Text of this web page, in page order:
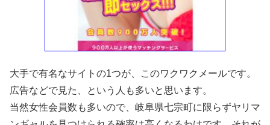
大手で有名なサイトの1つが、このワクワクメールです。
広告などで見た、という人も多いと思います。
当然女性会員数も多いので、岐阜県七宗町に限らずヤリマ